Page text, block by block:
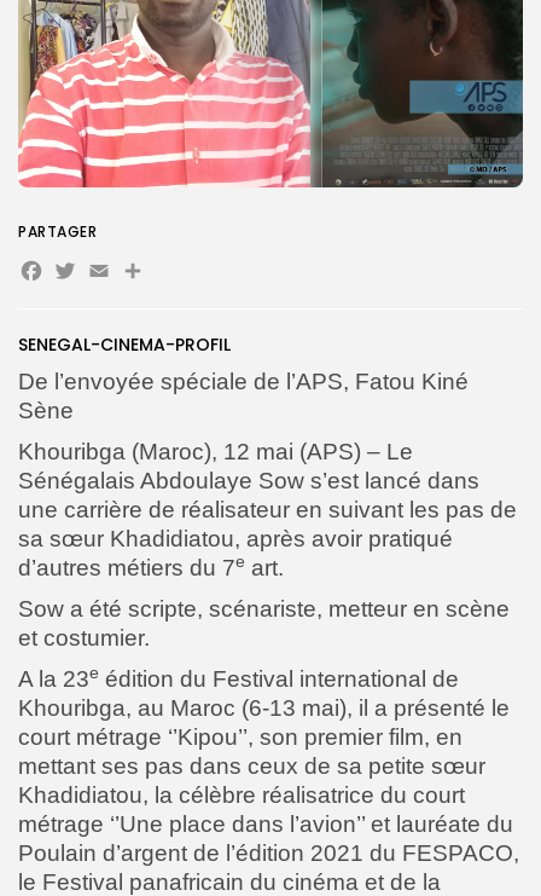
for:
SENEGAL-CINEMA-PROFIL
De l’envoyée spéciale de l’APS, Fatou Kiné
Sène
Khouribga (Maroc), 12 mai (APS) – Le
Sénégalais Abdoulaye Sow s’est lancé dans
une carrière de réalisateur en suivant les pas de
sa sœur Khadidiatou, après avoir pratiqué
d’autres métiers du 7e art.
Sow a été scripte, scénariste, metteur en scène
et costumier.
A la 23e édition du Festival international de
Khouribga, au Maroc (6-13 mai), il a présenté le
court métrage ‘’Kipou’’, son premier film, en
mettant ses pas dans ceux de sa petite sœur
Khadidiatou, la célèbre réalisatrice du court
métrage ‘’Une place dans l’avion’’ et lauréate du
Poulain d’argent de l’édition 2021 du FESPACO,
le Festival panafricain du cinéma et de la
PARTAGER
Facebook
Twitter
EmailPartager